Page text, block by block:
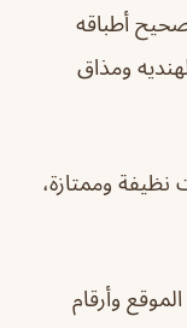
أطباقه
ومذاق
وممتازة،
وأرقام